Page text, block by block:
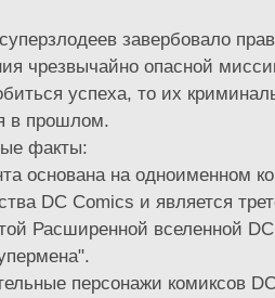
завербовало
чрезвычайно опасной
успеха, то их
в прошлом.
факты:
основана на одноименном
DC Comics и является
Расширенной вселенной
персонажи комиксов